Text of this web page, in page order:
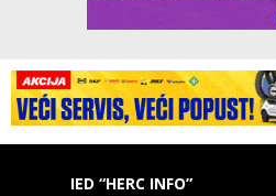
IED “HERC INFO”